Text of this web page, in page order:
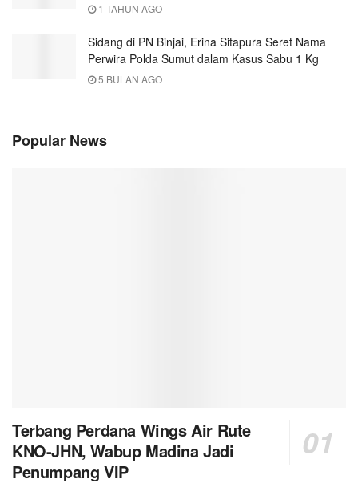
1 TAHUN AGO
Sidang di PN Binjai, Erina Sitapura Seret Nama
Perwira Polda Sumut dalam Kasus Sabu 1 Kg
5 BULAN AGO
Popular News
Terbang Perdana Wings Air Rute
KNO-JHN, Wabup Madina Jadi
Penumpang VIP